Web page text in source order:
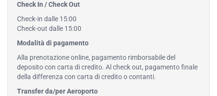
Check In / Check Out
Check-in dalle 15:00
Check-out dalle 15:00
Modalità di pagamento
Alla prenotazione online, pagamento rimborsabile del
deposito con carta di credito. Al check out, pagamento finale
della differenza con carta di credito o contanti.
Transfer da/per Aeroporto